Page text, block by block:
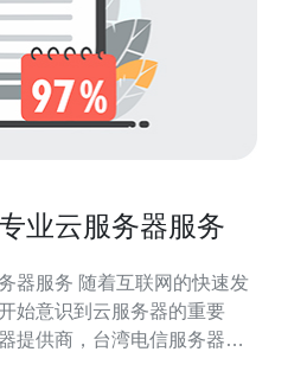
业云服务器服务
网的快速发
始意识到云服务器的重要
提供商，台湾电信服务器为